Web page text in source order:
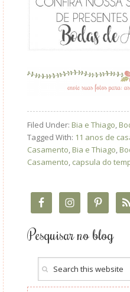
Filed Under: Bia e Thiago,
Tagged With: 11 anos de
Casamento, Bia e Thiago,
Casamento, capsula do
Pesquisar no blog